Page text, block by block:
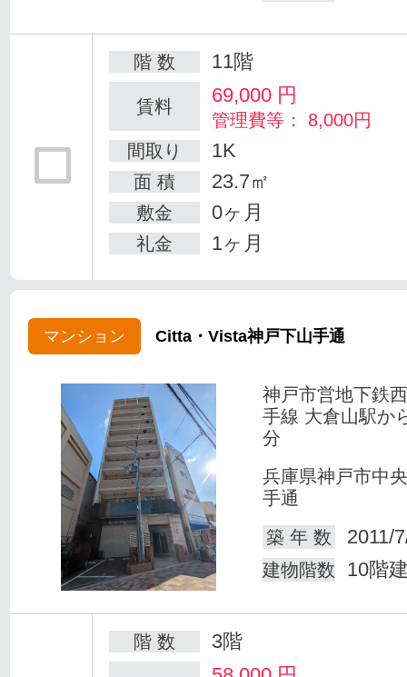
階 数 11階
賃料 69,000 円
管理費等： 8,000円
間取り
1K
面 積 23.7㎡
敷金 0ヶ月
礼金 1ヶ月
マンション Citta・Vista神戸下山手通
神戸市営地下鉄
手線 大倉山駅か
分
兵庫県神戸市中
手通
築 年 数
2011/
建物階数 10階
階 数 3階